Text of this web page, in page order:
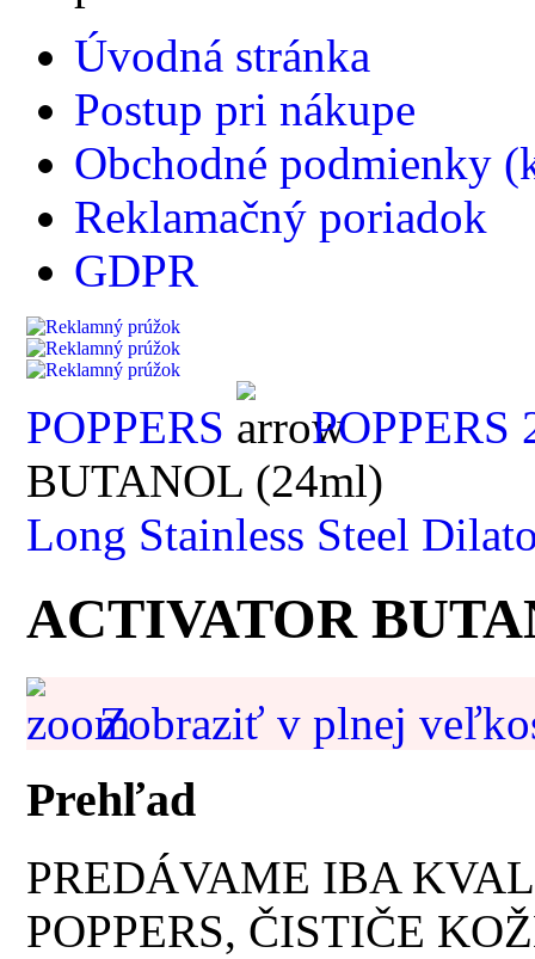
Úvodná stránka
Postup pri nákupe
Obchodné podmienky
Reklamačný poriadok
GDPR
POPPERS
POPPERS
BUTANOL (24ml)
Long Stainless Steel
ACTIVATOR
Zobraziť v plnej
Prehľad
PREDÁVAME IBA
POPPERS, ČISTIČE